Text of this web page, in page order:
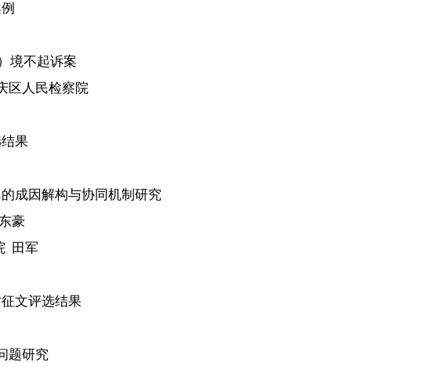
境不起诉案
人民检察院
果
成因解构与协同机制研究
豪
田军
文评选结果
题研究